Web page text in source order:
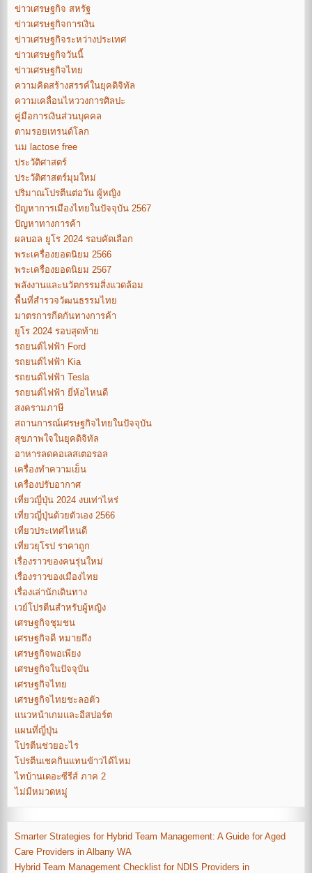
ข่าวเศรษฐกิจ สหรัฐ
ข่าวเศรษฐกิจการเงิน
ข่าวเศรษฐกิจระหว่างประเทศ
ข่าวเศรษฐกิจวันนี้
ข่าวเศรษฐกิจไทย
ความคิดสร้างสรรค์ในยุคดิจิทัล
ความเคลื่อนไหววงการศิลปะ
คู่มือการเงินส่วนบุคคล
ตามรอยเทรนด์โลก
นม lactose free
ประวัติศาสตร์
ประวัติศาสตร์มุมใหม่
ปริมาณโปรตีนต่อวัน ผู้หญิง
ปัญหาการเมืองไทยในปัจจุบัน 2567
ปัญหาทางการค้า
ผลบอล ยูโร 2024 รอบคัดเลือก
พระเครื่องยอดนิยม 2566
พระเครื่องยอดนิยม 2567
พลังงานและนวัตกรรมสิ่งแวดล้อม
พื้นที่สำรวจวัฒนธรรมไทย
มาตรการกีดกันทางการค้า
ยูโร 2024 รอบสุดท้าย
รถยนต์ไฟฟ้า Ford
รถยนต์ไฟฟ้า Kia
รถยนต์ไฟฟ้า Tesla
รถยนต์ไฟฟ้า ยี่ห้อไหนดี
สงครามภาษี
สถานการณ์เศรษฐกิจไทยในปัจจุบัน
สุขภาพใจในยุคดิจิทัล
อาหารลดคอเลสเตอรอล
เครื่องทำความเย็น
เครื่องปรับอากาศ
เที่ยวญี่ปุ่น 2024 งบเท่าไหร่
เที่ยวญี่ปุ่นด้วยตัวเอง 2566
เที่ยวประเทศไหนดี
เที่ยวยุโรป ราคาถูก
เรื่องราวของคนรุ่นใหม่
เรื่องราวของเมืองไทย
เรื่องเล่านักเดินทาง
เวย์โปรตีนสำหรับผู้หญิง
เศรษฐกิจชุมชน
เศรษฐกิจดี หมายถึง
เศรษฐกิจพอเพียง
เศรษฐกิจในปัจจุบัน
เศรษฐกิจไทย
เศรษฐกิจไทยชะลอตัว
แนวหน้าเกมและอีสปอร์ต
แผนที่ญี่ปุ่น
โปรตีนช่วยอะไร
โปรตีนเชคกินแทนข้าวได้ไหม
ไทบ้านเดอะซีรีส์ ภาค 2
ไม่มีหมวดหมู่
Smarter Strategies for Hybrid Team Management: A Guide for Aged
Care Providers in Albany WA
Hybrid Team Management Checklist for NDIS Providers in